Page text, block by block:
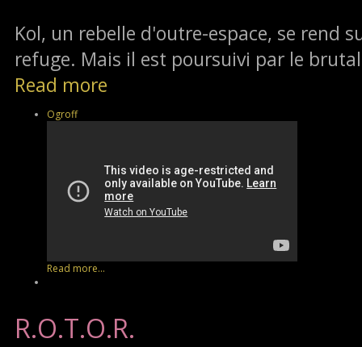
Kol, un rebelle d'outre-espace, se rend
refuge. Mais il est poursuivi par le
Read more
Ogroff
Read more...
R.O.T.O.R.